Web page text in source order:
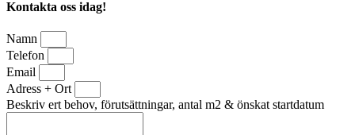
Kontakta oss idag!
Namn
Telefon
Email
Adress + Ort
Beskriv ert behov, förutsättningar, antal m2 & önskat startdatum